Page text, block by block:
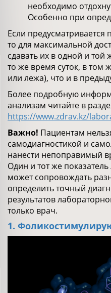
необходимо
Особенно при
Если предусматривается
то для максимальной
сдавать их в одной и
то же время суток, в том
или лежа), что и в
Более подробную
анализам читайте в
https://www.zdrav.kz/
Важно! Пациентам
самодиагностикой и
нанести непоправимый
Один и тот же
может сопровождать
определить точный
результатов
только врач.
1.